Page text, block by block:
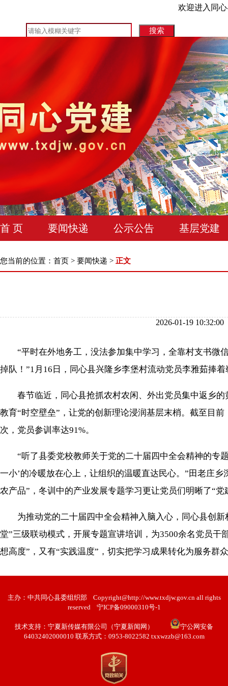
欢迎进入同
首 页 要闻快递 公示公告 基层党建
您当前的位置： 首页 > 要闻快递 > 正文
2026-01-19
“平时在外地务工，没法参加集中学习，全靠村支书微信
掉队！”1月16日，同心县兴隆乡李堡村流动党员李雅茹捧
春节临近，同心县抢抓农村农闲、外出党员集中返乡的
教育“时空壁垒”，让党的创新理论浸润基层末梢。截至目
次，党员参训率达91%。
“听了县委党校教师关于党的二十届四中全会精神的专题
一小’的冷暖放在心上，让组织的温暖直达民心。”田老庄
农产品”，冬训中的产业发展专题学习更让党员们明晰了“
为推动党的二十届四中全会精神入脑入心，同心县创新
堂”三级联动模式，开展专题宣讲培训，为3500余名党员
想高度”，又有“实践温度”，切实把学习成果转化为服务群
主办：中共同心县委组织部
Copyright@http://www.txdjw.gov.cn all rights
reserved
宁ICP备09000310号-1
技术支持： 宁夏新传媒有限公司（宁夏新闻网）
宁公网安备
64032402000010 联系方式：0953-8022582 txxwzzb@163.com